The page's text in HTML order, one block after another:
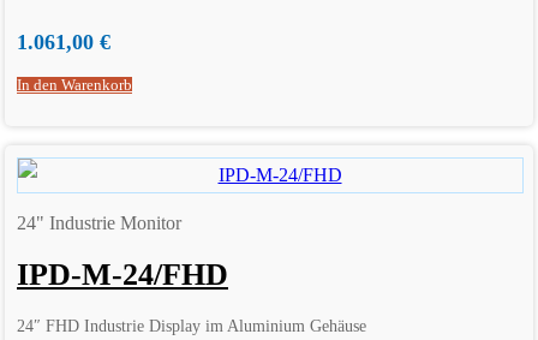
1.061,00 €
In den Warenkorb
24" Industrie Monitor
IPD-M-24/FHD
24″ FHD Industrie Display im Aluminium Gehäuse